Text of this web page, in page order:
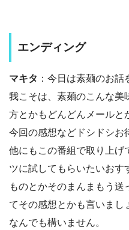
エンディング
マキタ ：今日は素麺のお話
我こそは、素麺のこんな美
方とかもどんどんメールと
今回の感想などドシドシお
他にもこの番組で取り上げ
ツに試してもらいたいおす
ものとかそのまんまもう送
てその感想とかも言いまし
なんでも構いません。